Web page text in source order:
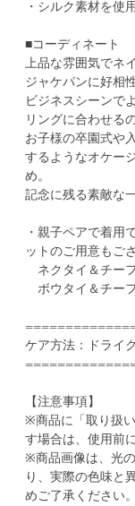
・シルク素材を使
■コーディネート
上品な雰囲気でネ
ジャケパンに好相性
ビジネスシーンで
リングに合わせる
お子様の卒園式や
するようなオケー
め。
記念に残る素敵な
・親子ペアで着用
ットのご用意もご
ネクタイ＆チー
ボウタイ＆チー
ケア方法：ドライ
【注意事項】
※商品に「取り扱
す場合は、使用前
※商品画像は、光
り、実際の色味と
めご了承ください。